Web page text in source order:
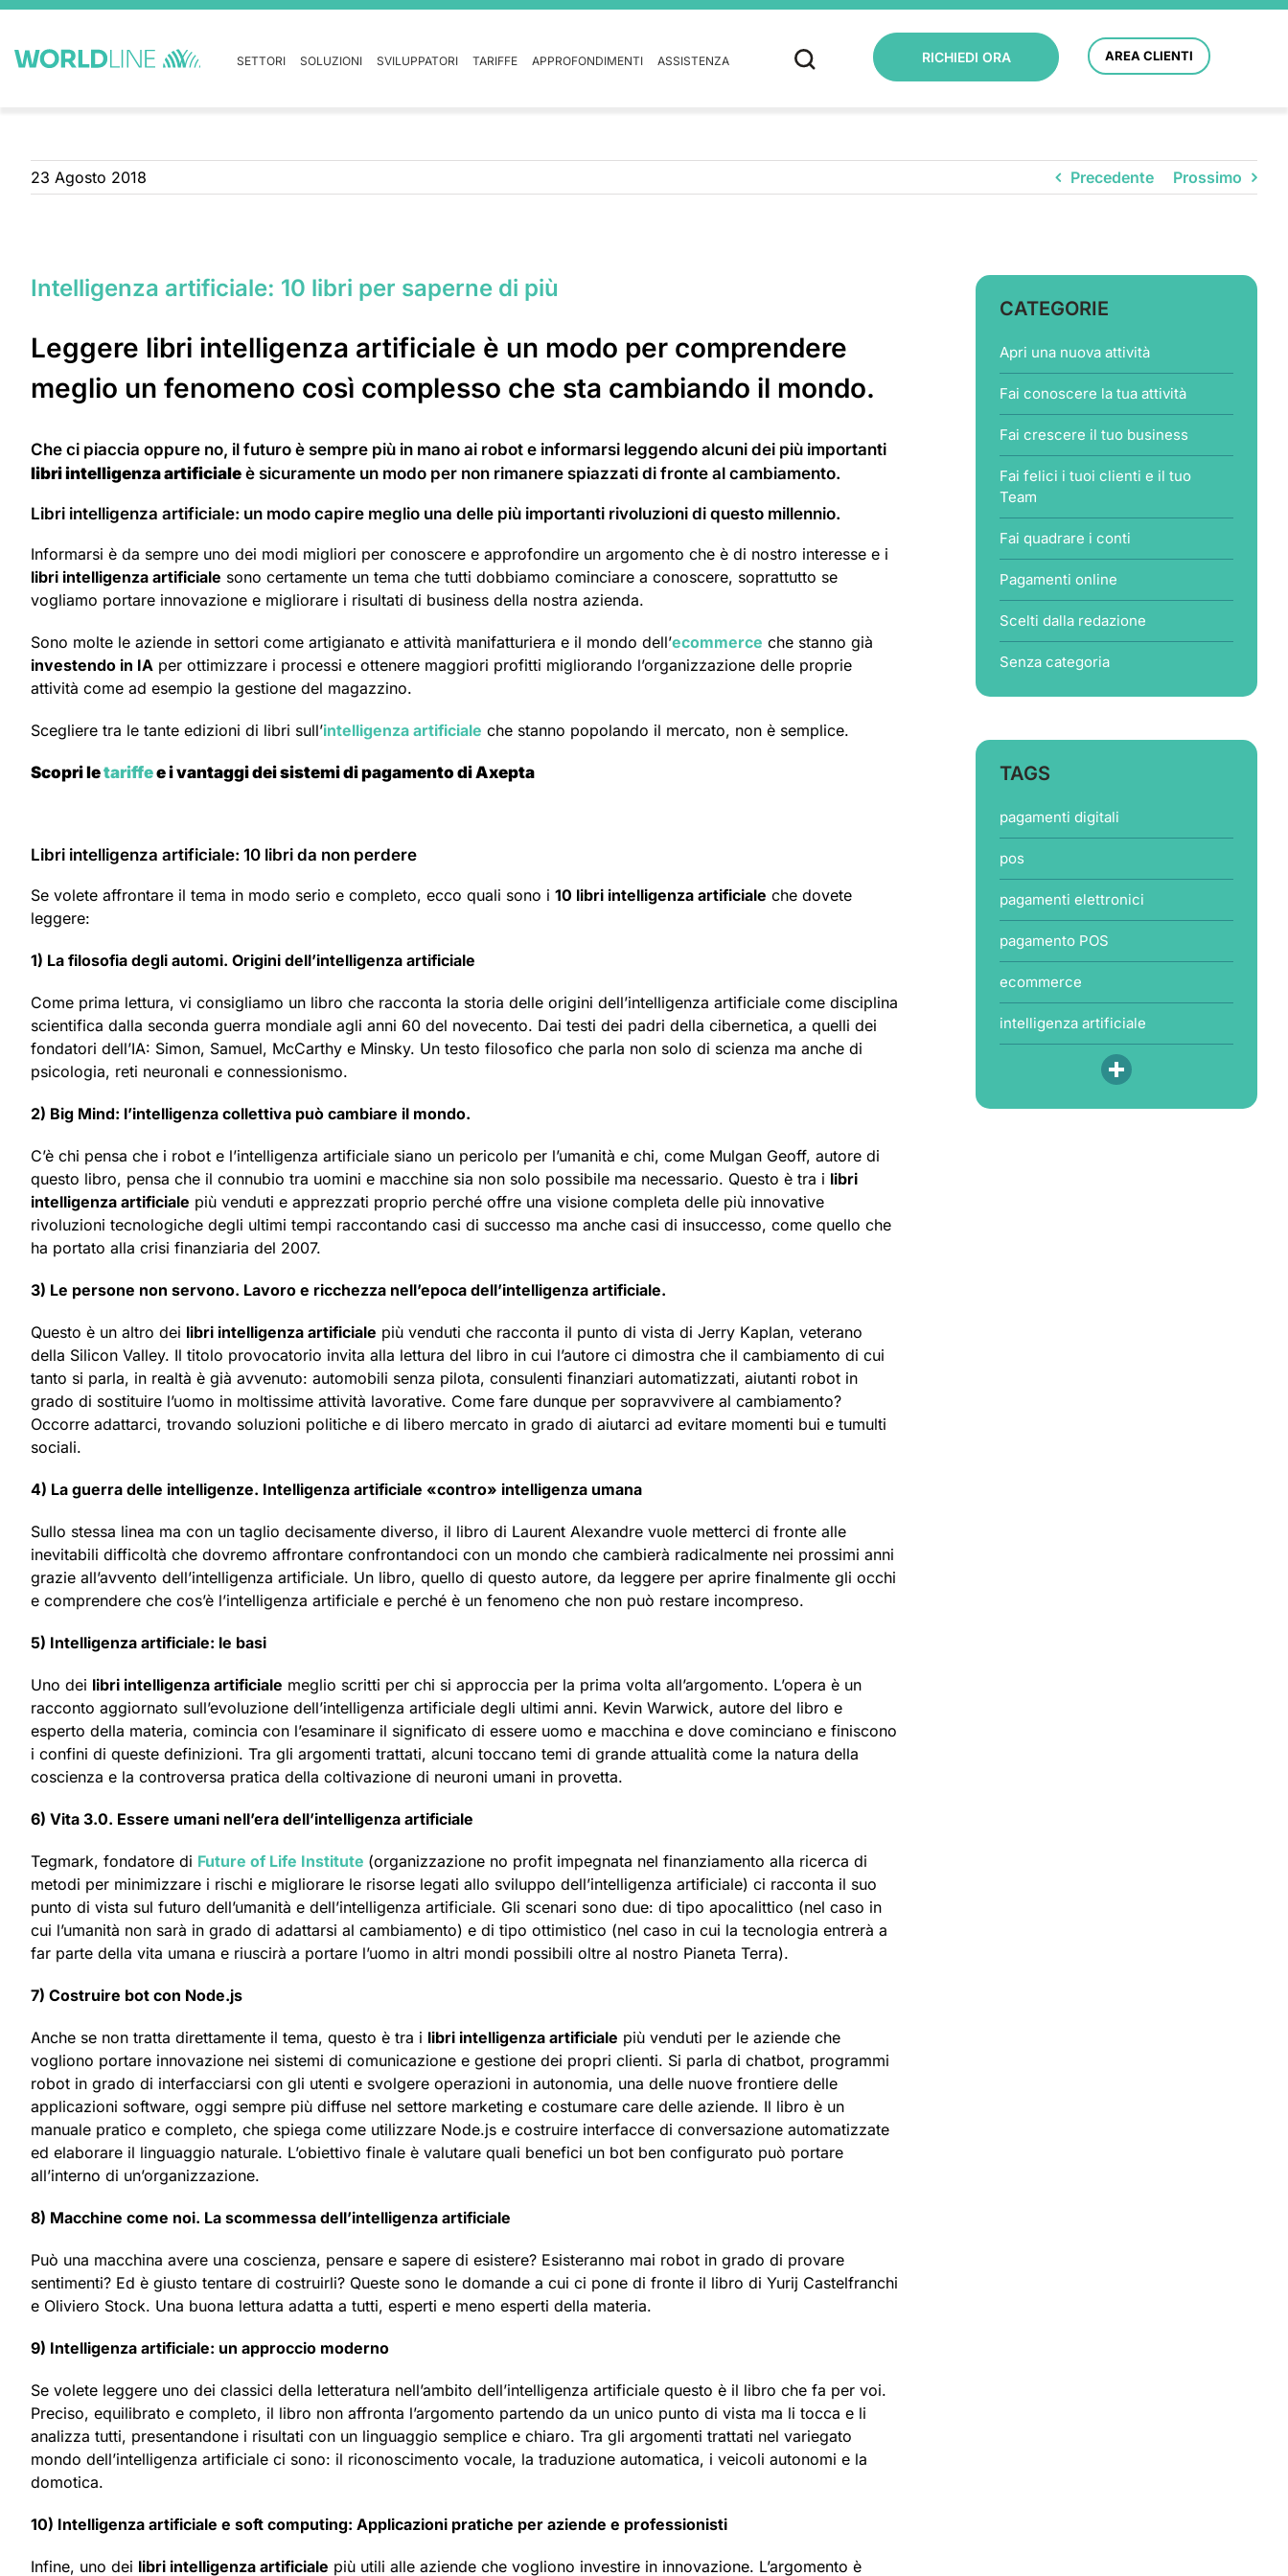
SETTORI SOLUZIONI SVILUPPATORI TARIFFE APPROFONDIMENTI ASSISTENZA RICHIEDI ORA AREA CLIENTI
23 Agosto 2018 Precedente Prossimo
Intelligenza artificiale: 10 libri per saperne di più
Leggere libri intelligenza artificiale è un modo per comprendere
meglio un fenomeno così complesso che sta cambiando il mondo.
Che ci piaccia oppure no, il futuro è sempre più in mano ai robot e informarsi leggendo alcuni dei più importanti
libri intelligenza artificiale è sicuramente un modo per non rimanere spiazzati di fronte al cambiamento.
Libri intelligenza artificiale: un modo capire meglio una delle più importanti rivoluzioni di questo millennio.
Informarsi è da sempre uno dei modi migliori per conoscere e approfondire un argomento che è di nostro interesse e i
libri intelligenza artificiale sono certamente un tema che tutti dobbiamo cominciare a conoscere, soprattutto se
vogliamo portare innovazione e migliorare i risultati di business della nostra azienda.
Sono molte le aziende in settori come artigianato e attività manifatturiera e il mondo dell’ecommerce che stanno già
investendo in IA per ottimizzare i processi e ottenere maggiori profitti migliorando l’organizzazione delle proprie
attività come ad esempio la gestione del magazzino.
Scegliere tra le tante edizioni di libri sull’intelligenza artificiale che stanno popolando il mercato, non è semplice.
Scopri letariffee i vantaggi dei sistemi di pagamento di Axepta
Libri intelligenza artificiale: 10 libri da non perdere
Se volete affrontare il tema in modo serio e completo, ecco quali sono i 10 libri intelligenza artificiale che dovete
leggere:
1) La filosofia degli automi. Origini dell’intelligenza artificiale
Come prima lettura, vi consigliamo un libro che racconta la storia delle origini dell’intelligenza artificiale come disciplina
scientifica dalla seconda guerra mondiale agli anni 60 del novecento. Dai testi dei padri della cibernetica, a quelli dei
fondatori dell’IA: Simon, Samuel, McCarthy e Minsky. Un testo filosofico che parla non solo di scienza ma anche di
psicologia, reti neuronali e connessionismo.
2) Big Mind: l’intelligenza collettiva può cambiare il mondo.
C’è chi pensa che i robot e l’intelligenza artificiale siano un pericolo per l’umanità e chi, come Mulgan Geoff, autore di
questo libro, pensa che il connubio tra uomini e macchine sia non solo possibile ma necessario. Questo è tra i libri
intelligenza artificiale più venduti e apprezzati proprio perché offre una visione completa delle più innovative
rivoluzioni tecnologiche degli ultimi tempi raccontando casi di successo ma anche casi di insuccesso, come quello che
ha portato alla crisi finanziaria del 2007.
3) Le persone non servono. Lavoro e ricchezza nell’epoca dell’intelligenza artificiale.
Questo è un altro dei libri intelligenza artificiale più venduti che racconta il punto di vista di Jerry Kaplan, veterano
della Silicon Valley. Il titolo provocatorio invita alla lettura del libro in cui l’autore ci dimostra che il cambiamento di cui
tanto si parla, in realtà è già avvenuto: automobili senza pilota, consulenti finanziari automatizzati, aiutanti robot in
grado di sostituire l’uomo in moltissime attività lavorative. Come fare dunque per sopravvivere al cambiamento?
Occorre adattarci, trovando soluzioni politiche e di libero mercato in grado di aiutarci ad evitare momenti bui e tumulti
sociali.
4) La guerra delle intelligenze. Intelligenza artificiale «contro» intelligenza umana
Sullo stessa linea ma con un taglio decisamente diverso, il libro di Laurent Alexandre vuole metterci di fronte alle
inevitabili difficoltà che dovremo affrontare confrontandoci con un mondo che cambierà radicalmente nei prossimi anni
grazie all’avvento dell’intelligenza artificiale. Un libro, quello di questo autore, da leggere per aprire finalmente gli occhi
e comprendere che cos’è l’intelligenza artificiale e perché è un fenomeno che non può restare incompreso.
5) Intelligenza artificiale: le basi
Uno dei libri intelligenza artificiale meglio scritti per chi si approccia per la prima volta all’argomento. L’opera è un
racconto aggiornato sull’evoluzione dell’intelligenza artificiale degli ultimi anni. Kevin Warwick, autore del libro e
esperto della materia, comincia con l’esaminare il significato di essere uomo e macchina e dove cominciano e finiscono
i confini di queste definizioni. Tra gli argomenti trattati, alcuni toccano temi di grande attualità come la natura della
coscienza e la controversa pratica della coltivazione di neuroni umani in provetta.
6) Vita 3.0. Essere umani nell’era dell’intelligenza artificiale
Tegmark, fondatore di Future of Life Institute (organizzazione no profit impegnata nel finanziamento alla ricerca di
metodi per minimizzare i rischi e migliorare le risorse legati allo sviluppo dell’intelligenza artificiale) ci racconta il suo
punto di vista sul futuro dell’umanità e dell’intelligenza artificiale. Gli scenari sono due: di tipo apocalittico (nel caso in
cui l’umanità non sarà in grado di adattarsi al cambiamento) e di tipo ottimistico (nel caso in cui la tecnologia entrerà a
far parte della vita umana e riuscirà a portare l’uomo in altri mondi possibili oltre al nostro Pianeta Terra).
7) Costruire bot con Node.js
Anche se non tratta direttamente il tema, questo è tra i libri intelligenza artificiale più venduti per le aziende che
vogliono portare innovazione nei sistemi di comunicazione e gestione dei propri clienti. Si parla di chatbot, programmi
robot in grado di interfacciarsi con gli utenti e svolgere operazioni in autonomia, una delle nuove frontiere delle
applicazioni software, oggi sempre più diffuse nel settore marketing e costumare care delle aziende. Il libro è un
manuale pratico e completo, che spiega come utilizzare Node.js e costruire interfacce di conversazione automatizzate
ed elaborare il linguaggio naturale. L’obiettivo finale è valutare quali benefici un bot ben configurato può portare
all’interno di un’organizzazione.
8) Macchine come noi. La scommessa dell’intelligenza artificiale
Può una macchina avere una coscienza, pensare e sapere di esistere? Esisteranno mai robot in grado di provare
sentimenti? Ed è giusto tentare di costruirli? Queste sono le domande a cui ci pone di fronte il libro di Yurij Castelfranchi
e Oliviero Stock. Una buona lettura adatta a tutti, esperti e meno esperti della materia.
9) Intelligenza artificiale: un approccio moderno
Se volete leggere uno dei classici della letteratura nell’ambito dell’intelligenza artificiale questo è il libro che fa per voi.
Preciso, equilibrato e completo, il libro non affronta l’argomento partendo da un unico punto di vista ma li tocca e li
analizza tutti, presentandone i risultati con un linguaggio semplice e chiaro. Tra gli argomenti trattati nel variegato
mondo dell’intelligenza artificiale ci sono: il riconoscimento vocale, la traduzione automatica, i veicoli autonomi e la
domotica.
10) Intelligenza artificiale e soft computing: Applicazioni pratiche per aziende e professionisti
Infine, uno dei libri intelligenza artificiale più utili alle aziende che vogliono investire in innovazione. L’argomento è
CATEGORIE
Apri una nuova attività
Fai conoscere la tua attività
Fai crescere il tuo business
Fai felici i tuoi clienti e il tuo
Team
Fai quadrare i conti
Pagamenti online
Scelti dalla redazione
Senza categoria
TAGS
pagamenti digitali
pos
pagamenti elettronici
pagamento POS
ecommerce
intelligenza artificiale